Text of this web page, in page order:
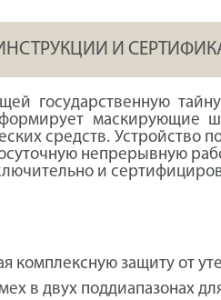
И
государственную
формирует
средств. Устройство
непрерывную
и
комплексную защиту от
в двух поддиапазонах